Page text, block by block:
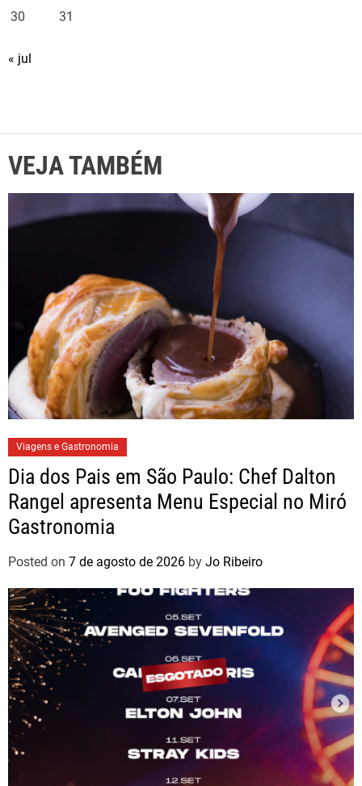
30
31
« jul
VEJA TAMBÉM
Viagens e Gastronomia
Dia dos Pais em São Paulo: Chef Dalton
Rangel apresenta Menu Especial no Miró
Gastronomia
Posted on 7 de agosto de 2026 by Jo Ribeiro